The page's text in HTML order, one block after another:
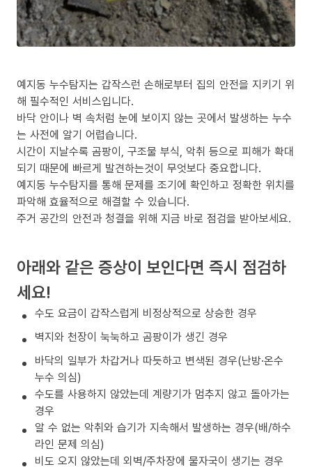
예지동 누수탐지는 갑작스런 손해로부터 집의 안전을 지키기 위
해 필수적인 서비스입니다.
바닥 안이나 벽 속처럼 눈에 보이지 않는 곳에서 발생하는 누수
는 사전에 알기 어렵습니다.
시간이 지날수록 곰팡이, 구조물 부식, 악취 등으로 피해가 확대
되기 때문에 빠르게 발견하는것이 무엇보다 중요합니다.
예지동 누수탐지를 통해 문제를 조기에 확인하고 정확한 위치를
파악해 효율적으로 해결할 수 있습니다.
주거 공간의 안전과 청결을 위해 지금 바로 점검을 받아보세요.
아래와 같은 증상이 보인다면 즉시 점검하
세요!
수도 요금이 갑작스럽게 비정상적으로 상승한 경우
벽지와 천장이 눅눅하고 곰팡이가 생긴 경우
바닥의 일부가 차갑거나 따듯하고 변색된 경우(난방·온수
누수 의심)
수도를 사용하지 않았는데 계량기가 멈추지 않고 돌아가는
경우
알 수 없는 악취와 습기가 지속해서 발생하는 경우(배/하수
라인 문제 의심)
비도 오지 않았는데 외벽/주차장에 물자국이 생기는 경우